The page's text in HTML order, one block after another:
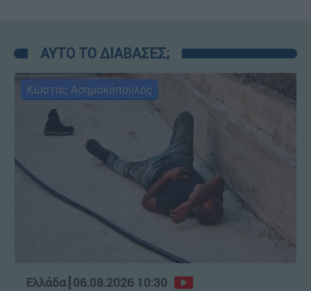
ΑΥΤΟ ΤΟ ΔΙΑΒΑΣΕΣ;
Κώστας Ασημακόπουλος
Ελλάδα┋06.08.2026 10:30